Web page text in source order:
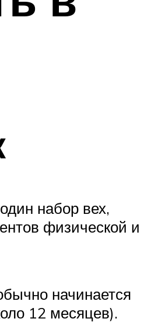
набор вех,
физической и
начинается
12 месяцев).